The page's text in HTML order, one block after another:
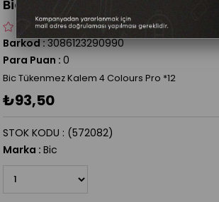
Bic Tükenmez Kalem 4 Colours Pro
Barkod:3086123290990
Para Puan : 0
Bic Tükenmez Kalem 4 Colours Pro *12
₺93,50
(572082)
STOK KODU
Marka : Bic